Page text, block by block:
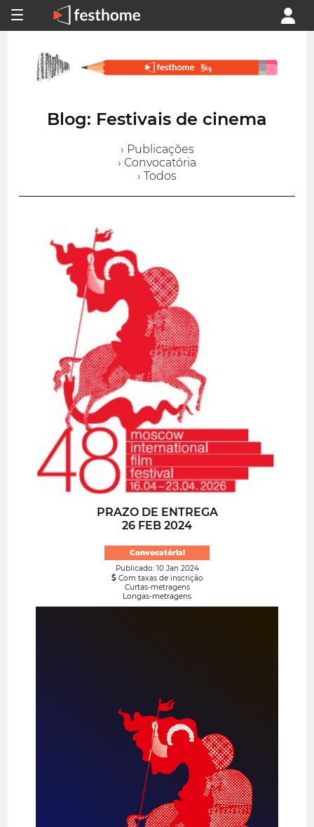
Blog: Festivais de cinema
› Publicações
› Convocatória
› Todos
PRAZO DE ENTREGA
26 FEB 2024
Convocatória!
Publicado: 10 Jan 2024
Com taxas de inscrição
Curtas-metragens
Longas-metragens